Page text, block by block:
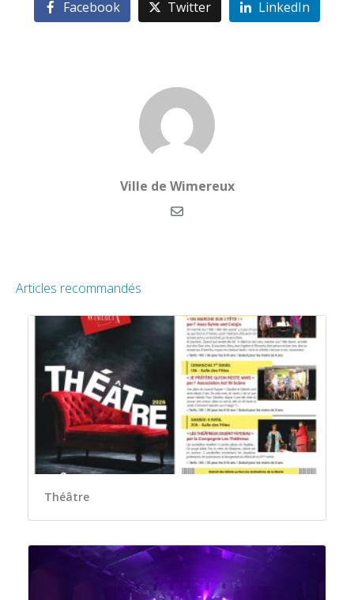
Facebook Twitter LinkedIn
Ville de Wimereux
Articles recommandés
Théâtre